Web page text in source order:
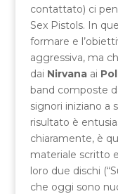
contattato) ci
Sex Pistols. In
formare e
aggressiva, ma
dai Nirvana ai
band composte
signori iniziano a
risultato è
chiaramente, è
materiale scritto
loro due dischi
che oggi sono